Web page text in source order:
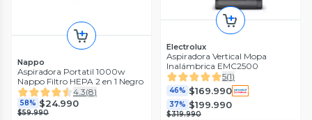
Nappo
Aspiradora Portatil 1000w
Nappo Filtro HEPA 2 en 1 Negro
4.3(8)
58% $24.990
$59.990
Electrolux
Aspiradora Vertical Mopa
Inalámbrica EMC2500
5(1)
46% $169.990
37% $199.990
$319.990